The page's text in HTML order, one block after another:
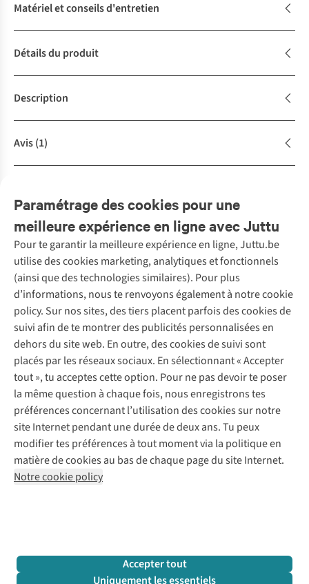
Matériel et conseils d'entretien
Détails du produit
Description
Avis(1)
Complétez le look
Achète la tenue
Paramétrage des cookies pour une
meilleure expérience en ligne avec Juttu
Pour te garantir la meilleure expérience en ligne, Juttu.be
utilise des cookies marketing, analytiques et fonctionnels
(ainsi que des technologies similaires). Pour plus
d’informations, nous te renvoyons également à notre cookie
policy. Sur nos sites, des tiers placent parfois des cookies de
suivi afin de te montrer des publicités personnalisées en
dehors du site web. En outre, des cookies de suivi sont
placés par les réseaux sociaux. En sélectionnant « Accepter
tout », tu acceptes cette option. Pour ne pas devoir te poser
la même question à chaque fois, nous enregistrons tes
préférences concernant l’utilisation des cookies sur notre
site Internet pendant une durée de deux ans. Tu peux
modifier tes préférences à tout moment via la politique en
matière de cookies au bas de chaque page du site Internet.
Notre cookie policy
Accepter tout
Uniquement les essentiels
Service client
Questions fréquentes
Commander
Payer
10 % réduction étudiants
Klarna : post-paiement
Livraison
Retourner
Rétractation d'une commande
Garantie
Contact
Nos services
Vintage - ReJUsed
Atelier de couture
Personal shopping
Boîte à vêtements
Événements / ateliers
Juttu
Qui sommes-nous ?
Juttu Friends
Inspiration
Travailler chez Juttu
Nos magasins
Le monde de Juttu
Entrepreneuriat responsable
Déclaration d’accessibilité
Abonne-toi à la newsletter
Suivez-nous
+32 (0)3 828 30 15 team@juttu.be
BTW BE 0416.762.280